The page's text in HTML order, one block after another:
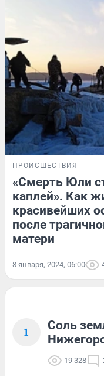
ПРОИСШЕСТВИЯ
«Смерть Юли
каплей». Как
красивейших
после
матери
8 января, 2024, 06:00
1
Соль
19 328